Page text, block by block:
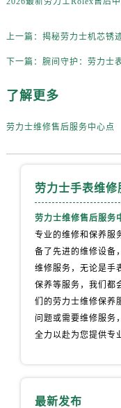
上一篇： 揭秘劳力士机芯锈
下一篇： 腕间守护：劳力士
了解更多
劳力士维修售后服务中心点
劳力士手表维修
劳力士维修售后服务
专业的维修和保养服
备了先进的维修设备
维修服务，无论是手
保养等服务，我们都
们的劳力士维修保养
问题或需要维修服务
全力以赴为您提供专
最新发布